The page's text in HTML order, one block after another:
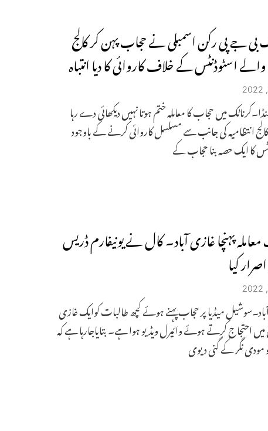
بی جے پی رکن اسمبلی نے حجاب پہن کر کالج
اسٹوڈنٹس کے خلاف کاروائی کا دیا انتباہ
میں حجاب کا معاملہ ختم ہوتا نہیں دیکھائی دے رہا
انتظامیہ کی جانب سے مسلسل کاروائی کرنے کے باوجود
کا ایک حصہ بنا حجاب کے
پہنچا غازی آباد۔ کال نے یونیفارم ڈریس
کیا
میڈیا پر حجاب پہنے ہوئے کچھ طالبات کوایک غازی
میں احتجاج کرتے ہوئے وائیرل ویڈیو ہوا ہے۔ بتایاجارہا ہے کہ
مودی نگر کے گنی دیوی